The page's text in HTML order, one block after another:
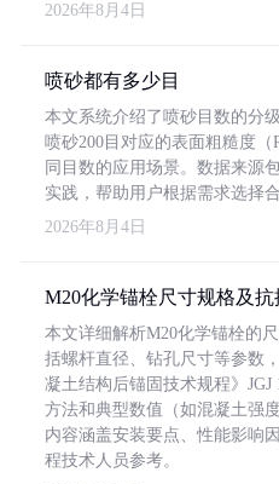
2026年8月4日
喷砂都有多少目
本文系统介绍了喷砂目数的分
喷砂200目对应的表面粗糙度（
同目数的应用场景。数据来源
实践，帮助用户根据需求选择
2026年8月4日
M20化学锚栓尺寸规格及
本文详细解析M20化学锚栓的
括螺杆直径、钻孔尺寸等参数
凝土结构后锚固技术规程》
方法和典型数值（如混凝土强
内容涵盖安装要点、性能影响
程技术人员参考。